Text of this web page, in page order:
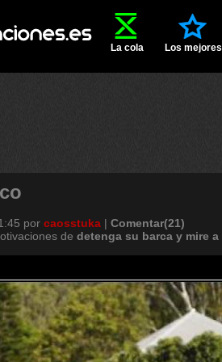
La cola Los mejores
por caosstuka | Comentar(21)
de detenga su barca y mire a